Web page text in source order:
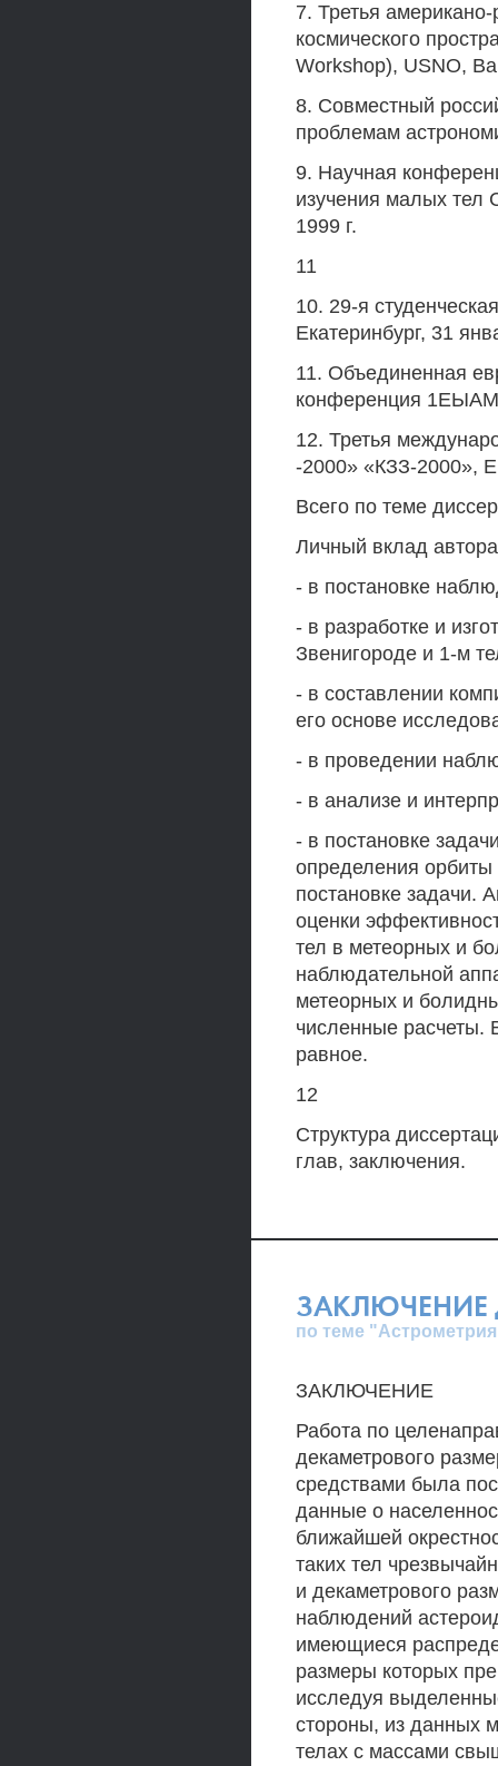
7. Третья
космического
Workshop), USNO,
8. Совместный
проблемам
9. Научная
изучения малых тел
1999 г.
11
10. 29-я
Екатеринбург, 31
11. Объединенная
конференция
12. Третья
-2000» «КЗЗ-2000»,
Всего по теме
Личный вклад
- в постановке
- в разработке и
Звенигороде и 1-м
- в составлении
его основе
- в проведении
- в анализе и
- в постановке
определения орбиты
постановке задачи.
оценки
тел в метеорных и
наблюдательной
метеорных и
численные расчеты.
равное.
12
Структура
глав, заключения.
ЗАКЛЮЧЕНИЕ
по теме
ЗАКЛЮЧЕНИЕ
Работа по
декаметрового
средствами была
данные о
ближайшей
таких тел
и декаметрового
наблюдений
имеющиеся
размеры которых
исследуя
стороны, из данных
телах с массами